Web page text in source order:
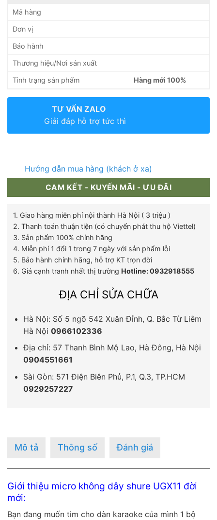
Mã hàng
Đơn vị
Bảo hành
Thương hiệu/Nơi sản xuất
Tình trạng sản phẩm Hàng mới 100%
TƯ VẤN ZALO
Giải đáp hỗ trợ tức thì
Hướng dẫn mua hàng (khách ở xa)
CAM KẾT - KUYẾN MÃI - ƯU ĐÃI
1. Giao hàng miễn phí nội thành Hà Nội ( 3 triệu )
2. Thanh toán thuận tiện (có chuyển phát thu hộ Viettel)
3. Sản phẩm 100% chính hãng
4. Miễn phí 1 đổi 1 trong 7 ngày với sản phẩm lỗi
5. Bảo hành chính hãng, hỗ trợ KT trọn đời
6. Giá cạnh tranh nhất thị trường Hotline: 0932918555
ĐỊA CHỈ SỬA CHỮA
Hà Nội: Số 5 ngõ 542 Xuân Đỉnh, Q. Bắc Từ Liêm
Hà Nội 0966102336
Địa chỉ: 57 Thanh Bình Mộ Lao, Hà Đông, Hà Nội
0904551661
Sài Gòn: 571 Điện Biên Phủ, P.1, Q.3, TP.HCM
0929257227
Mô tả Thông số Đánh giá
Giới thiệu micro không dây shure UGX11 đời
mới:
Bạn đang muốn tìm cho dàn karaoke của mình 1 bộ